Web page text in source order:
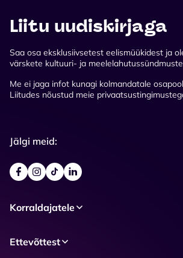
Liitu uudiskirjaga
Saa osa eksklusiivsetest eelismüükidest ja
värskete kultuuri- ja
Me ei jaga infot kunagi kolmandatale
Liitudes nõustud meie
Jälgi meid:
Korraldajatele
Ettevõttest